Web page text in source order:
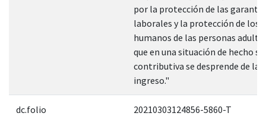
por la protección de las
laborales y la protección de los
humanos de las personas
que en una situación de hecho
contributiva se desprende de la
ingreso."
dc.folio 20210303124856-5860-T